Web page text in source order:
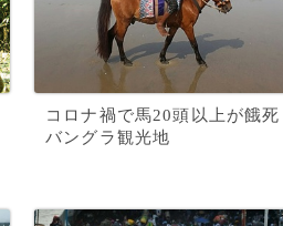
コロナ禍で馬20頭以上が餓死
バングラ観光地